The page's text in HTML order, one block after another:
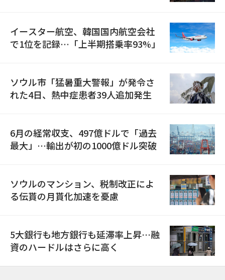
イースター航空、韓国国内航空会社
で1位を記録…「上半期搭乗率93%」
ソウル市「猛暑重大警報」が発令さ
れた4日、熱中症患者39人追加発生
6月の経常収支、497億ドルで「過去
最大」…輸出が初の1000億ドル突破
ソウルのマンション、税制改正によ
る伝貰の月貰化加速を憂慮
5大銀行も地方銀行も延滞率上昇…融
資のハードルはさらに高く